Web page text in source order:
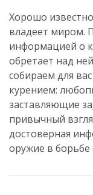
Хорошо
владеет миром.
информацией о
обретает над
собираем для
курением:
заставляющие
привычный
достоверная
оружие в борьбе